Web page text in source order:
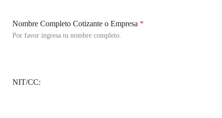
Nombre Completo Cotizante o Empresa *
Por favor ingresa tu nombre completo.
NIT/CC: